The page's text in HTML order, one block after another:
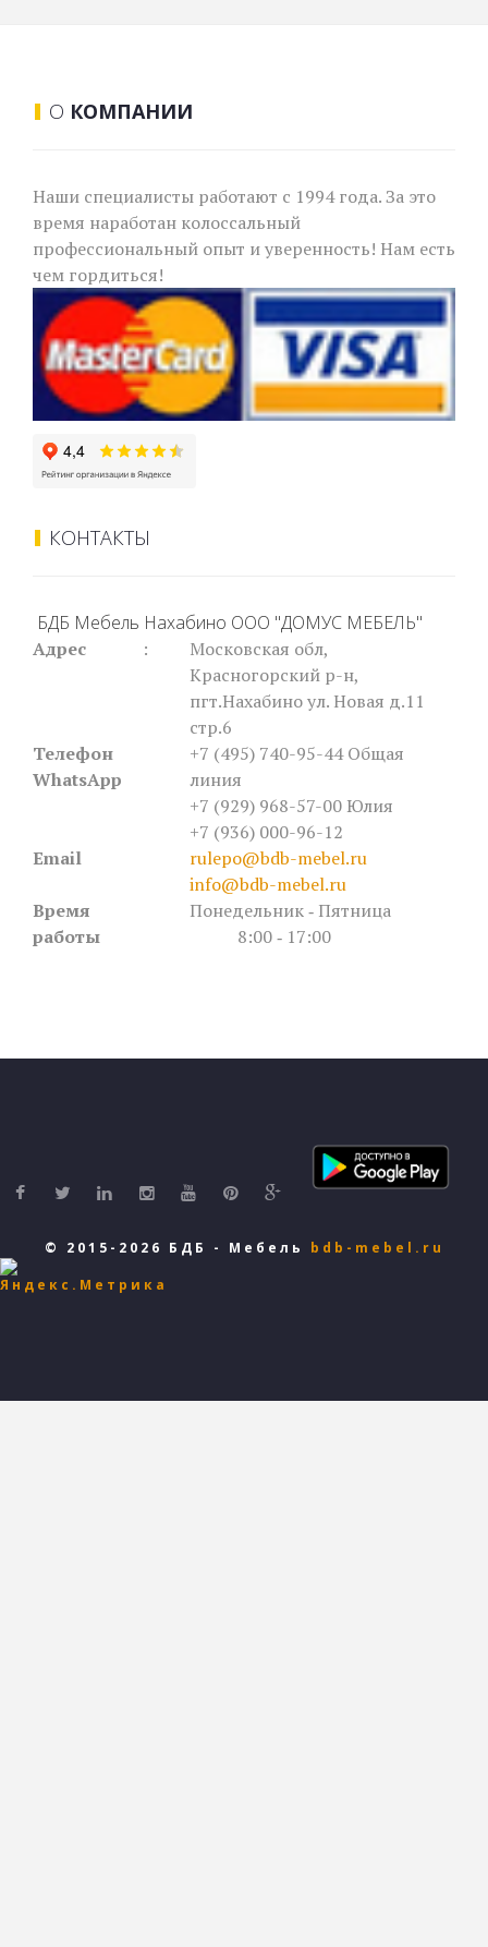
О КОМПАНИИ
Наши специалисты работают с 1994 года. За это
время наработан колоссальный
профессиональный опыт и уверенность! Нам есть
чем гордиться!
КОНТАКТЫ
БДБ Мебель Нахабино ООО "ДОМУС МЕБЕЛЬ"
Адрес
:
Московская обл,
Красногорский р-н,
пгт.Нахабино ул. Новая д.11
стр.6
Телефон
WhatsApp
+7 (495) 740-95-44Общая
линия
+7 (929) 968-57-00 Юлия
+7 (936) 000-96-12
Email
rulepo@bdb-mebel.ru
info@bdb-mebel.ru
Время
работы
Понедельник ‐ Пятница
8:00 ‐ 17:00
© 2015-2026 БДБ - Мебель bdb-mebel.ru